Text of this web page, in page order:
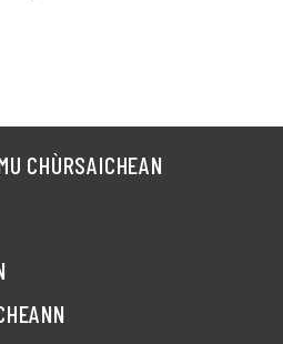
CHÙRSAICHEAN